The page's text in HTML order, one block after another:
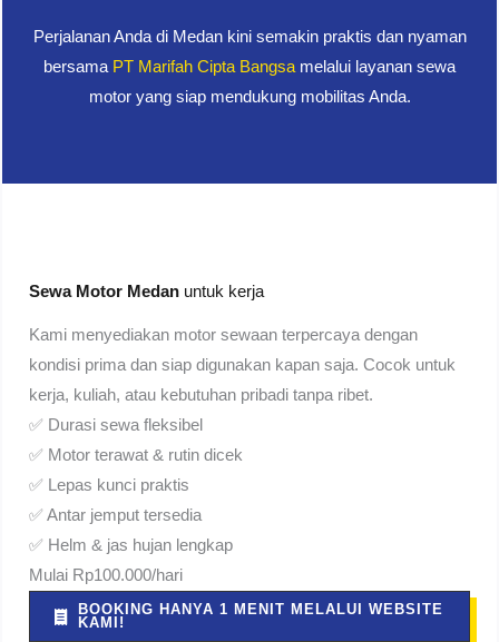
Perjalanan Anda di Medan kini semakin praktis dan nyaman
bersama PT Marifah Cipta Bangsa melalui layanan sewa
motor yang siap mendukung mobilitas Anda.
Sewa Motor Medan untuk kerja
Kami menyediakan motor sewaan terpercaya dengan
kondisi prima dan siap digunakan kapan saja. Cocok untuk
kerja, kuliah, atau kebutuhan pribadi tanpa ribet.
✅ Durasi sewa fleksibel
✅ Motor terawat & rutin dicek
✅ Lepas kunci praktis
✅ Antar jemput tersedia
✅ Helm & jas hujan lengkap
Mulai Rp100.000/hari
BOOKING HANYA 1 MENIT MELALUI WEBSITE
KAMI!